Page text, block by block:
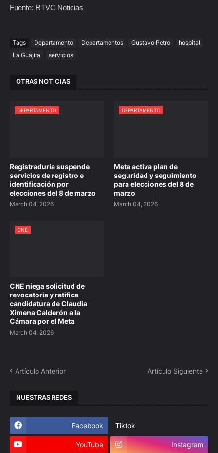
Fuente: RTVC Noticias
Tags Departamento Departamentos Gustavo Petro
hospital
La Guajira
servicios
OTRAS NOTICIAS
DEPARTAMENTO
Registraduría suspende
servicios de registro e
identificación por
elecciones del 8 de marzo
March 04, 2026
DEPARTAMENTO
Meta activa plan de
seguridad y seguimiento
para elecciones del 8 de
marzo
March 04, 2026
CNE
CNE niega solicitud de
revocatoria y ratifica
candidatura de Claudia
Ximena Calderón a la
Cámara por el Meta
March 04, 2026
Artículo Anterior Artículo Siguiente
NUESTRAS REDES
Facebook Tiktok
YouTube Instagram